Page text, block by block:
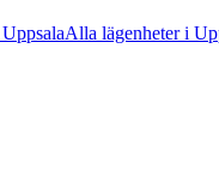
Alla lägenheter i